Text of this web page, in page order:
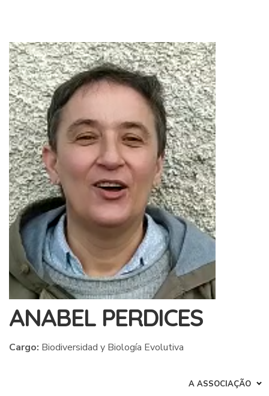
A ASSOCIAÇÃO
ANABEL PERDICES
Cargo: Biodiversidad y Biología Evolutiva